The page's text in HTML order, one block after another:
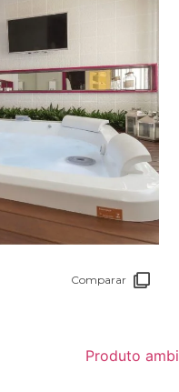
Comparar